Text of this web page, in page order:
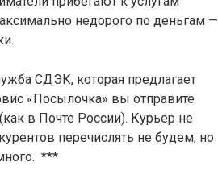
недорого по деньгам —
СДЭК, которая предлагает
«Посылочка» вы отправите
в Почте России). Курьер не
перечислять не будем, но
***